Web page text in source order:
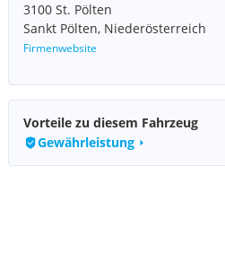
3100 St. Pölten
Sankt Pölten, Niederösterreich
Firmenwebsite
Vorteile zu diesem Fahrzeug
Gewährleistung